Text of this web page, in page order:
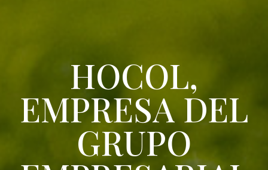
HOCOL,
EMPRESA DEL
GRUPO